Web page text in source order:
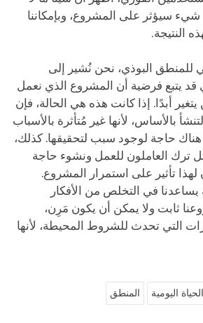
شيء سيؤثر على المشروع، وبإمكاننا
النتيجة.
للمنطق البوذي، نحن نُشير إلى
قد يتبع فرضية أن المشروع الذي نعمل
أبدًا. إذا كانت هذه هي الحالة، فإن
بالأساس، لأنها غير مُتأثرة بالأسباب
حاجة لوجود سبب لتحقيقها. كذلك،
ترك العاملون للعمل ونشوء حاجة
لهذا تأثير على استمرار المشروع.
يساعدنا في التخلص من الأفكار
ثابت ولا يمكن أن يكون مَرِن،
التي تحدث للشروط المحيطة، لأنها
الحياة اليومية المنطق